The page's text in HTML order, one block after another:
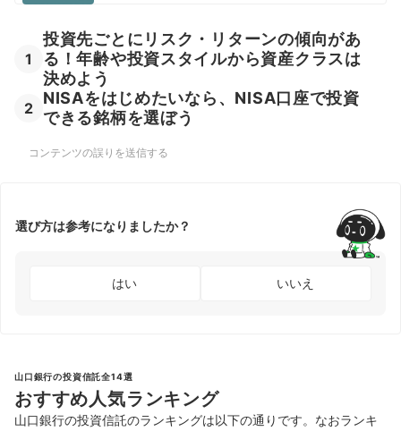
1
投資先ごとにリスク・リターンの傾向があ
る！年齢や投資スタイルから資産クラスは
決めよう
2
NISAをはじめたいなら、NISA口座で投資
できる銘柄を選ぼう
コンテンツの誤りを送信する
選び方は参考になりましたか？
はい いいえ
山口銀行の投資信託全14選
おすすめ人気ランキング
山口銀行の投資信託のランキングは以下の通りです。なおランキ